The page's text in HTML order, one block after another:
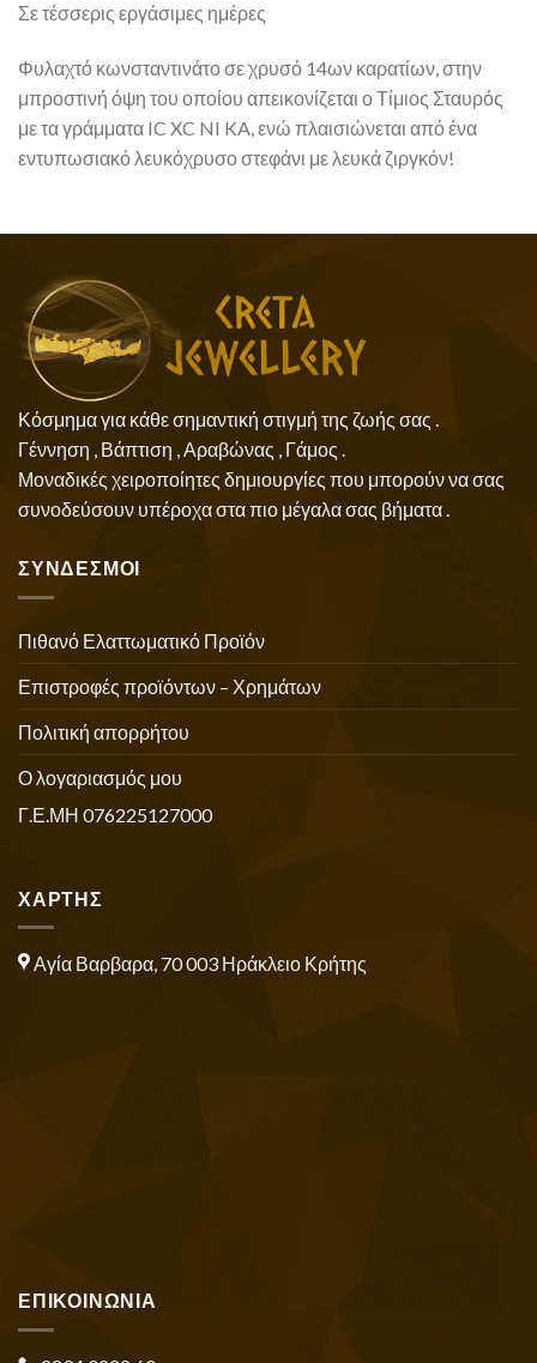
Σε τέσσερις εργάσιμες ημέρες
Φυλαχτό κωνσταντινάτο σε χρυσό 14ων καρατίων, στην
μπροστινή όψη του οποίου απεικονίζεται ο Τίμιος Σταυρός
με τα γράμματα IC XC NI KA, ενώ πλαισιώνεται από ένα
εντυπωσιακό λευκόχρυσο στεφάνι με λευκά ζιργκόν!
Κόσμημα για κάθε σημαντική στιγμή της ζωής σας .
Γέννηση , Βάπτιση , Αραβώνας , Γάμος .
Μοναδικές χειροποίητες δημιουργίες που μπορούν να σας
συνοδεύσουν υπέροχα στα πιο μέγαλα σας βήματα .
ΣΥΝΔΕΣΜΟΙ
Πιθανό Ελαττωματικό Προϊόν
Επιστροφές προϊόντων – Χρημάτων
Πολιτική απορρήτου
Ο λογαριασμός μου
Γ.Ε.ΜΗ 076225127000
ΧΑΡΤΗΣ
Αγία Βαρβαρα, 70 003 Ηράκλειο Κρήτης
ΕΠΙΚΟΙΝΩΝΙΑ